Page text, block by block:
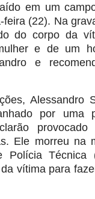
em um
feira (22). Na
do corpo da
e de um
e
Alessandro
por uma
Ele morreu na
Polícia Técnica
vítima para